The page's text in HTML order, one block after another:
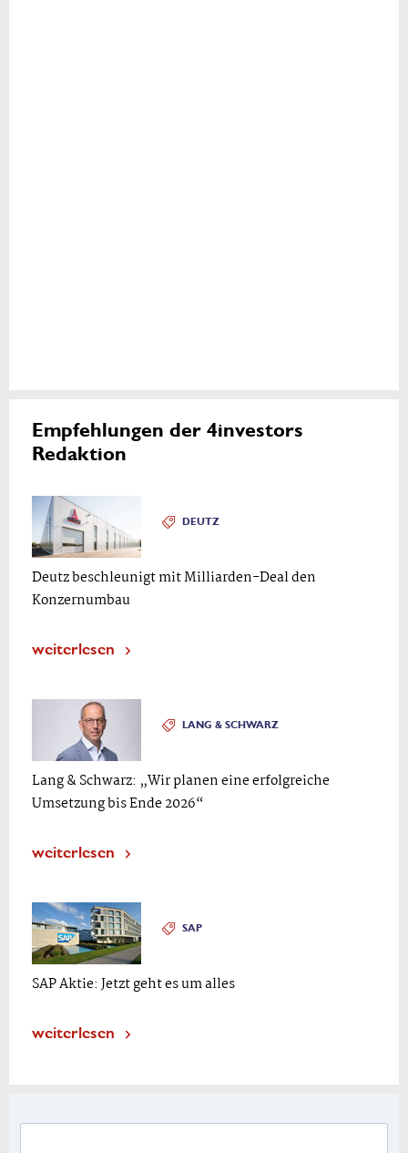
Empfehlungen der 4investors
Redaktion
DEUTZ
Deutz beschleunigt mit Milliarden-Deal den
Konzernumbau
weiterlesen
LANG & SCHWARZ
Lang & Schwarz: „Wir planen eine erfolgreiche
Umsetzung bis Ende 2026“
weiterlesen
SAP
SAP Aktie: Jetzt geht es um alles
weiterlesen